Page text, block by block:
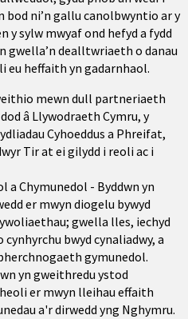
bod ni’n gallu canolbwyntio ar y
y sylw mwyaf ond hefyd a fydd
gwella’n dealltwriaeth o danau
eu heffaith yn gadarnhaol.
mewn dull partneriaeth
â Llywodraeth Cymru, y
Cyhoeddus a Phreifat,
Tir at ei gilydd i reoli ac i
a Chymunedol - Byddwn yn
er mwyn diogelu bywyd
gwella lles, iechyd
bwyd cynaliadwy, a
gymunedol.
yn gweithredu ystod
er mwyn lleihau effaith
a'r dirwedd yng Nghymru.